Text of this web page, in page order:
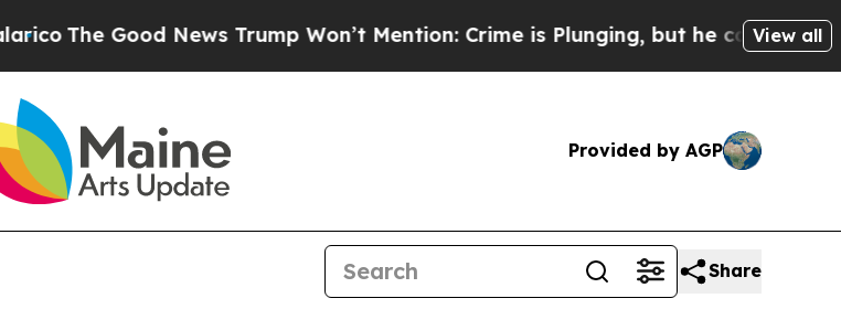
The Good News Trump Won’t Mention: Crime is Plunging, but he can’t Handle
View all
Provided by AGP
Share